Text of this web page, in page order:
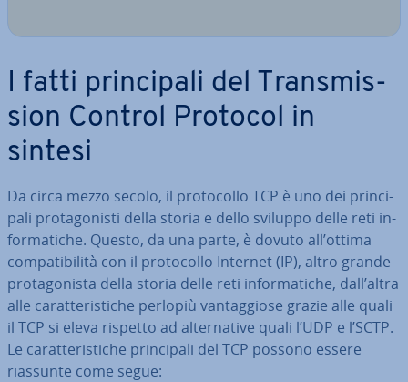
I fatti prin­ci­pa­li del Tran­smis­
sion Control Protocol in
sintesi
Da circa mezzo secolo, il pro­to­col­lo TCP è uno dei prin­ci­
pa­li pro­ta­go­ni­sti della storia e dello sviluppo delle reti in­
for­ma­ti­che. Questo, da una parte, è dovuto all’ottima
com­pa­ti­bi­li­tà con il pro­to­col­lo Internet (IP), altro grande
pro­ta­go­ni­sta della storia delle reti in­for­ma­ti­che, dall’altra
alle ca­rat­te­ri­sti­che perlopiù van­tag­gio­se grazie alle quali
il TCP si eleva rispetto ad al­ter­na­ti­ve quali l’UDP e l’SCTP.
Le ca­rat­te­ri­sti­che prin­ci­pa­li del TCP possono essere
riassunte come segue: